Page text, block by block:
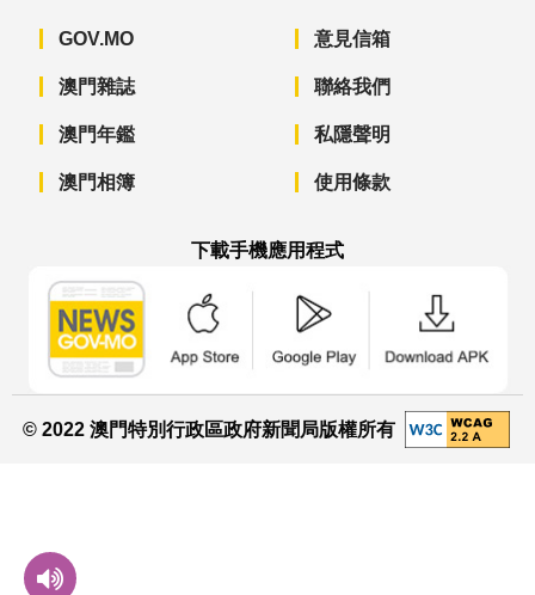
GOV.MO
澳門雜誌
澳門年鑑
澳門相簿
意見信箱
聯絡我們
私隱聲明
使用條款
下載手機應用程式
© 2022 澳門特別行政區政府新聞局版權所有